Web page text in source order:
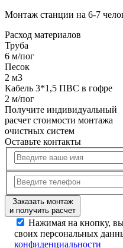
Монтаж станции на 6-7
Расход материалов
Труба
6 м/пог
Песок
2 м3
Кабель 3*1,5 ПВС в гофре
2 м/пог
Получите индивидуальный
расчет стоимости монтажа
очистных систем
Оставьте контакты
Заказать монтаж
и получить расчет
Нажимая на кнопку, вы
своих персональных
конфиденциальности